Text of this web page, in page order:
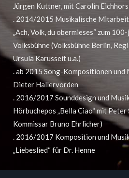
Jürgen Kuttner, mit Carolin
. 2014/2015 Musikalische
„Ach, Volk, du obermieses“ zum
Volksbühne (Volksbühne Berlin,
Ursula Karusseit u.a.)
. ab 2015 Song-Kompositionen
Dieter Hallervorden
. 2016/2017 Sounddesign und
Hörbuchepos „Bella Ciao“ mit
Kommissar Bruno Ehrlicher)
. 2016/2017 Komposition und
„Liebeslied“ für Dr. Henne